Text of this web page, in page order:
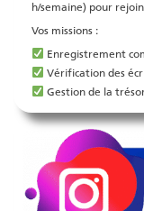
h/semaine) pour
Vos missions :
Enregistrement
Vérification des
Gestion de la
Rapprochements
Facturation clients
Lettrage et
...Voir plus
Photo